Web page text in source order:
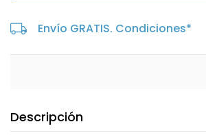
Envío GRATIS. Condiciones*
Descripción